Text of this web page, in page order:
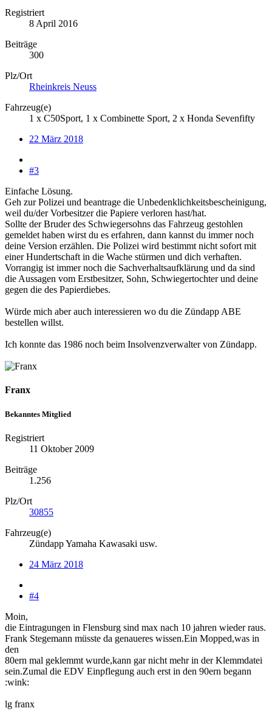
Registriert
8 April 2016
Beiträge
300
Plz/Ort
Rheinkreis Neuss
Fahrzeug(e)
1 x C50Sport, 1 x Combinette Sport, 2 x Honda Sevenfifty
22 März 2018
#3
Einfache Lösung.
Geh zur Polizei und beantrage die Unbedenklichkeitsbescheinigung,
weil du/der Vorbesitzer die Papiere verloren hast/hat.
Sollte der Bruder des Schwiegersohns das Fahrzeug gestohlen
gemeldet haben wirst du es erfahren, dann kannst du immer noch
deine Version erzählen. Die Polizei wird bestimmt nicht sofort mit
einer Hundertschaft in die Wache stürmen und dich verhaften.
Vorrangig ist immer noch die Sachverhaltsaufklärung und da sind
die Aussagen vom Erstbesitzer, Sohn, Schwiegertochter und deine
gegen die des Papierdiebes.
Würde mich aber auch interessieren wo du die Zündapp ABE
bestellen willst.
Ich konnte das 1986 noch beim Insolvenzverwalter von Zündapp.
Franx
Bekanntes Mitglied
Registriert
11 Oktober 2009
Beiträge
1.256
Plz/Ort
30855
Fahrzeug(e)
Zündapp Yamaha Kawasaki usw.
24 März 2018
#4
Moin,
die Eintragungen in Flensburg sind max nach 10 jahren wieder raus.
Frank Stegemann müsste da genaueres wissen.Ein Mopped,was in
den
80ern mal geklemmt wurde,kann gar nicht mehr in der Klemmdatei
sein.Zumal die EDV Einpflegung auch erst in den 90ern begann
:wink:
lg franx